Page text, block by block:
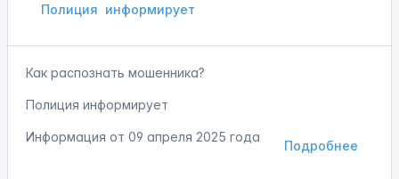
Полиция информирует
Как распознать мошенника?
Полиция информирует
Подробнее
Информация от 09 апреля 2025 года